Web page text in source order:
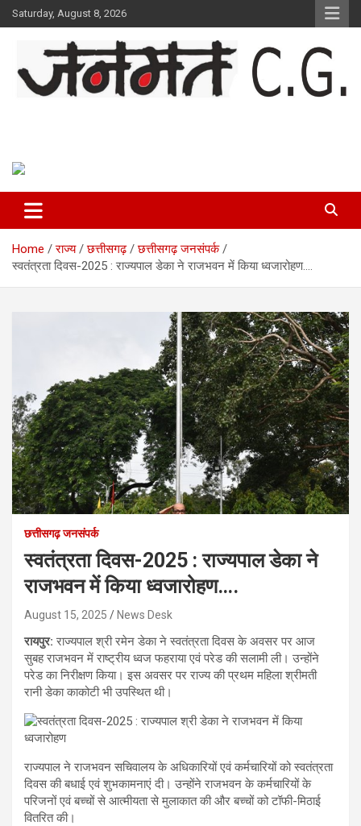
Skip
to
Saturday, August 8, 2026
Home राज्य छत्तीसगढ़
छत्तीसगढ़ जनसंपर्क
स्वतंत्रता दिवस-2025 : राज्यपाल डेका ने राजभवन में किया ध्वजारोहण….
छत्तीसगढ़ जनसंपर्क
स्वतंत्रता दिवस-2025 : राज्यपाल डेका ने
राजभवन में किया ध्वजारोहण….
August 15, 2025 News Desk
रायपुर: राज्यपाल श्री रमेन डेका ने स्वतंत्रता दिवस के अवसर पर आज
सुबह राजभवन में राष्ट्रीय ध्वज फहराया एवं परेड की सलामी ली। उन्होंने
परेड का निरीक्षण किया। इस अवसर पर राज्य की प्रथम महिला श्रीमती
रानी डेका काकोटी भी उपस्थित थी।
राज्यपाल ने राजभवन सचिवालय के अधिकारियों एवं कर्मचारियों को स्वतंत्रता
दिवस की बधाई एवं शुभकामनाएं दी। उन्होंने राजभवन के कर्मचारियों के
परिजनों एवं बच्चों से आत्मीयता से मुलाकात की और बच्चों को टॉफी-मिठाई
वितरित की।